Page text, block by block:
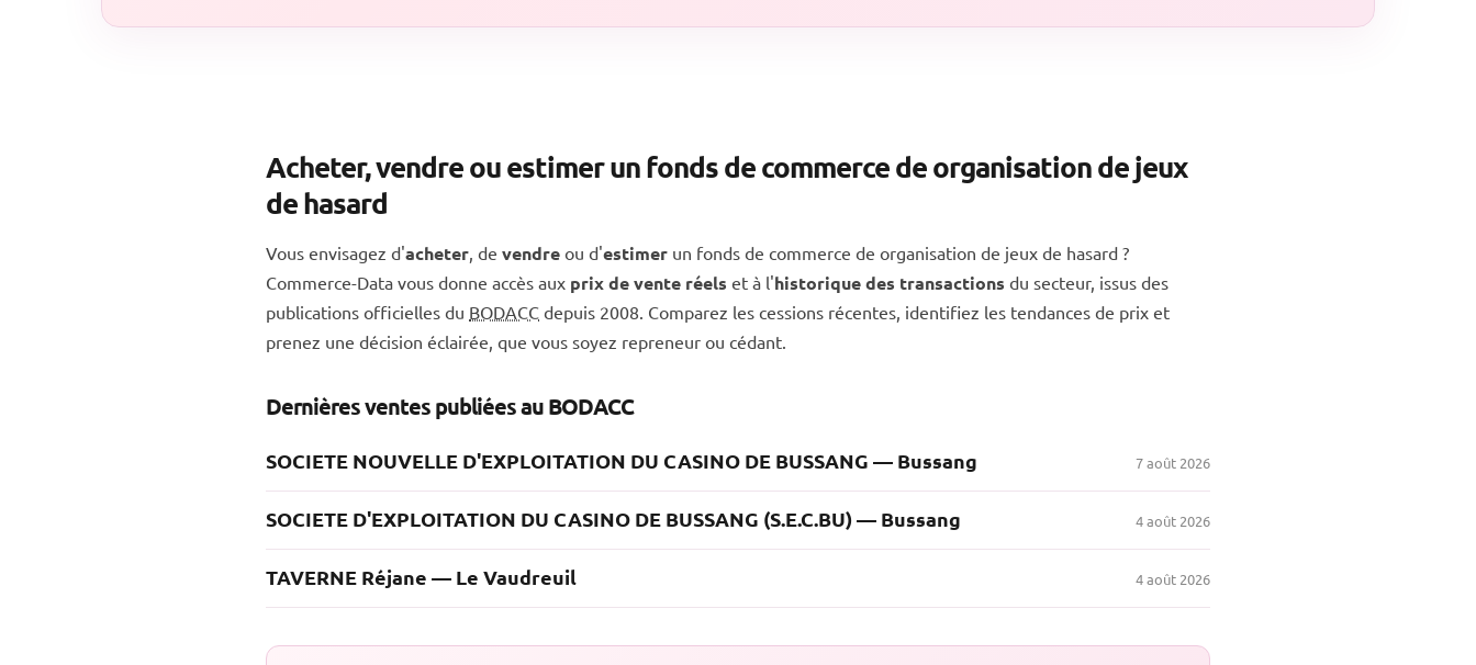
Acheter, vendre ou estimer un fonds de commerce de organisation de jeux
de hasard
Vous envisagez d'acheter , de vendre ou d'estimer un fonds de commerce de organisation de jeux de hasard ?
Commerce-Data vous donne accès aux prix de vente réels et à l'historique des transactions du secteur, issus des
publications officielles du BODACC depuis 2008. Comparez les cessions récentes, identifiez les tendances de prix et
prenez une décision éclairée, que vous soyez repreneur ou cédant.
Dernières ventes publiées au BODACC
SOCIETE NOUVELLE D'EXPLOITATION DU CASINO DE BUSSANG — Bussang 7 août 2026
SOCIETE D'EXPLOITATION DU CASINO DE BUSSANG (S.E.C.BU) — Bussang 4 août 2026
TAVERNE Réjane — Le Vaudreuil 4 août 2026